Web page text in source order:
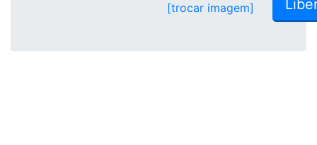
[trocar imagem]